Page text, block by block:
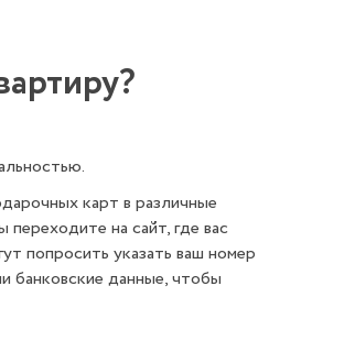
карт в различные
на сайт, где вас
попросить указать ваш номер
банковские данные, чтобы